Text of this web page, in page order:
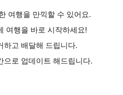
여행을 만끽할 수 있어요.
여행을 바로 시작하세요!
하고 배달해 드립니다.
으로 업데이트 해드립니다.